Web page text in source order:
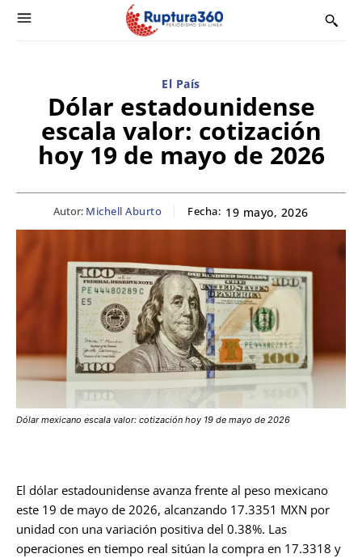
El País
Dólar estadounidense
escala valor: cotización
hoy 19 de mayo de 2026
Autor: Michell Aburto Fecha: 19 mayo, 2026
Dólar mexicano escala valor: cotización hoy 19 de mayo de 2026
El dólar estadounidense avanza frente al peso mexicano
este 19 de mayo de 2026, alcanzando 17.3351 MXN por
unidad con una variación positiva del 0.38%. Las
operaciones en tiempo real sitúan la compra en 17.3318 y